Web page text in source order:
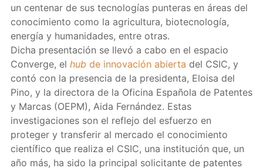
un centenar de sus tecnologí­as punteras en áreas del
conocimiento como la agricultura, biotecnologí­a,
energí­a y humanidades, entre otras.
Dicha presentación se llevó a cabo en el espacio
Converge, el hub de innovación abierta del CSIC, y
contó con la presencia de la presidenta, Eloisa del
Pino, y la directora de la Oficina Española de Patentes
y Marcas (OEPM), Aida Fernández. Estas
investigaciones son el reflejo del esfuerzo en
proteger y transferir al mercado el conocimiento
científico que realiza el CSIC, una institución que, un
año más, ha sido la principal solicitante de patentes